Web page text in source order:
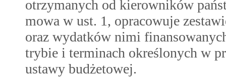
otrzymanych od kierowników
mowa w ust. 1, opracowuje
oraz wydatków nimi
trybie i terminach określonych w
ustawy budżetowej.